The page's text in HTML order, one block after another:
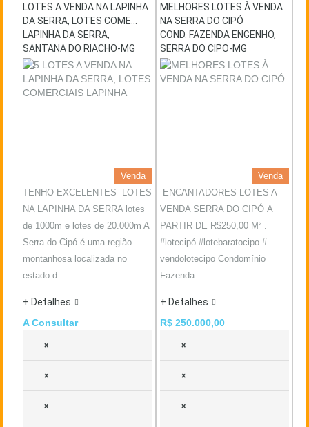
LOTES A VENDA NA LAPINHA
DA SERRA, LOTES COME...
LAPINHA DA SERRA,
SANTANA DO RIACHO-MG
Venda
TENHO EXCELENTES LOTES
NA LAPINHA DA SERRA lotes
de 1000m e lotes de 20.000m A
Serra do Cipó é uma região
montanhosa localizada no
estado d...
+ Detalhes
A Consultar
×
×
×
MELHORES LOTES À VENDA
NA SERRA DO CIPÓ
COND. FAZENDA ENGENHO,
SERRA DO CIPO-MG
Venda
ENCANTADORES LOTES A
VENDA SERRA DO CIPÓ A
PARTIR DE R$250,00 M² .
#lotecipó #lotebaratocipo #
vendolotecipo Condomínio
Fazenda...
+ Detalhes
R$ 250.000,00
×
×
×